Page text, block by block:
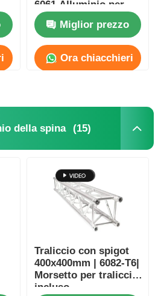
6061 Alluminio per
palcoscenico
Miglior prezzo
Ora chiacchieri
della spina (15)
Traliccio con spigot
400x400mm | 6082-T6|
Morsetto per traliccio
incluso